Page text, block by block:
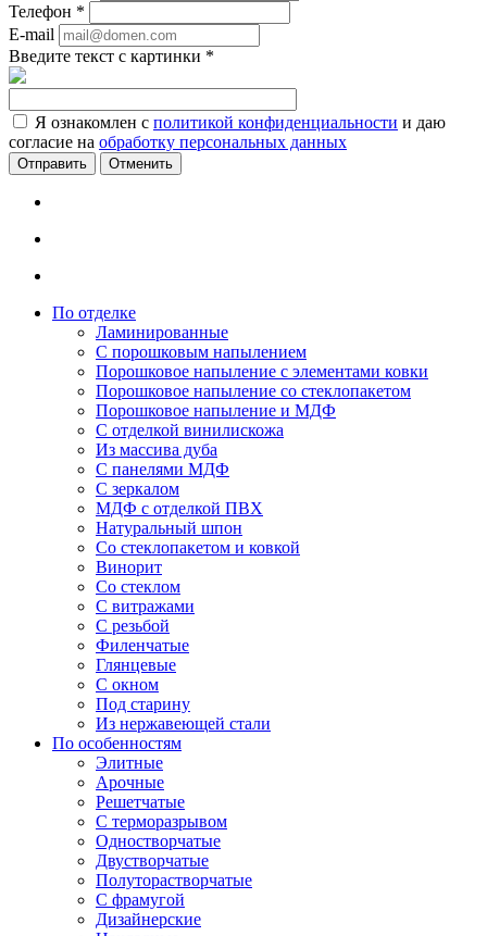
Телефон *
E-mail
Введите текст с картинки *
Я ознакомлен с политикой конфиденциальности и даю
согласие на обработку персональных данных
Отменить
По отделке
Ламинированные
С порошковым напылением
Порошковое напыление с элементами ковки
Порошковое напыление со стеклопакетом
Порошковое напыление и МДФ
С отделкой винилискожа
Из массива дуба
С панелями МДФ
С зеркалом
МДФ с отделкой ПВХ
Натуральный шпон
Со стеклопакетом и ковкой
Винорит
Со стеклом
С витражами
С резьбой
Филенчатые
Глянцевые
С окном
Под старину
Из нержавеющей стали
По особенностям
Элитные
Арочные
Решетчатые
С терморазрывом
Одностворчатые
Двустворчатые
Полуторастворчатые
С фрамугой
Дизайнерские